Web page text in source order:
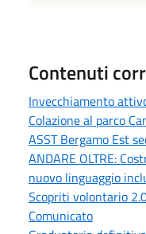
Contenuti
Invecchiamento
Colazione al parco
ASST Bergamo Est
ANDARE OLTRE:
nuovo linguaggio
Scopriti volontario
Comunicato